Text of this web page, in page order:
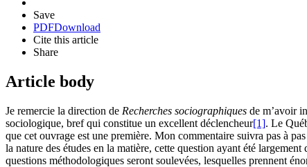
Save
PDFDownload
Cite this article
Share
Article body
Je remercie la direction de Recherches sociographiques de m’avoir
sociologique, bref qui constitue un excellent déclencheur[1]. Le
que cet ouvrage est une première. Mon commentaire suivra pas à
la nature des études en la matière, cette question ayant été
questions méthodologiques seront soulevées, lesquelles prennent